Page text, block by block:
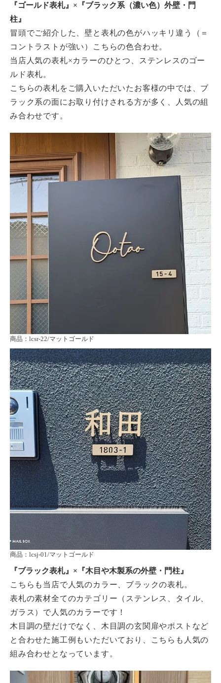
『ゴールド表札』×『ブラック系（濃い色）外壁・門
柱』
冒頭でご紹介した、壁と表札の色がハッキリ違う（＝
コントラストが強い）こちらの色合わせ。
当店人気の表札×カラーのひとつ、ステンレスのゴー
ルド表札。
こちらの表札をご購入いただいたお客様の中では、ブ
ラック系の面にお取り付けされる方が多く、人気の組
み合わせです。
商品：lcsr-22/マットゴールド
商品：lcsj-01/マットゴールド
『ブラック表札』×『木目や木製系の外壁・門柱』
こちらも当店で人気のカラー、ブラックの表札。
表札の素材全てのカテゴリー（ステンレス、タイル、
ガラス）で人気のカラーです！
木目調の壁だけでなく、木目調の玄関扉やポストなど
と合わせた施工例もいただいており、こちらも人気の
組み合わせとなっています。